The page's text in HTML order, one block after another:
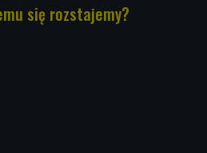
się rozstajemy?